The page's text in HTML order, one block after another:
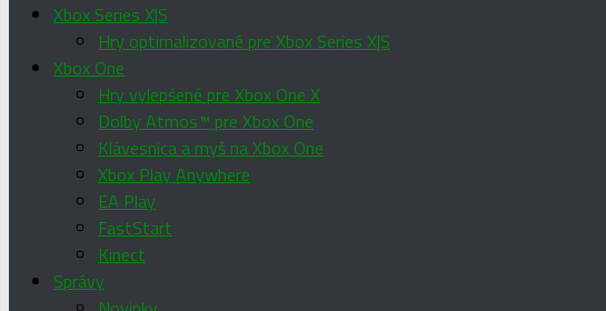
Xbox Series X|S
Hry optimalizované pre Xbox Series X|S
Xbox One
Hry vylepšené pre Xbox One X
Dolby Atmos™ pre Xbox One
Klávesnica a myš na Xbox One
Xbox Play Anywhere
EA Play
FastStart
Kinect
Správy